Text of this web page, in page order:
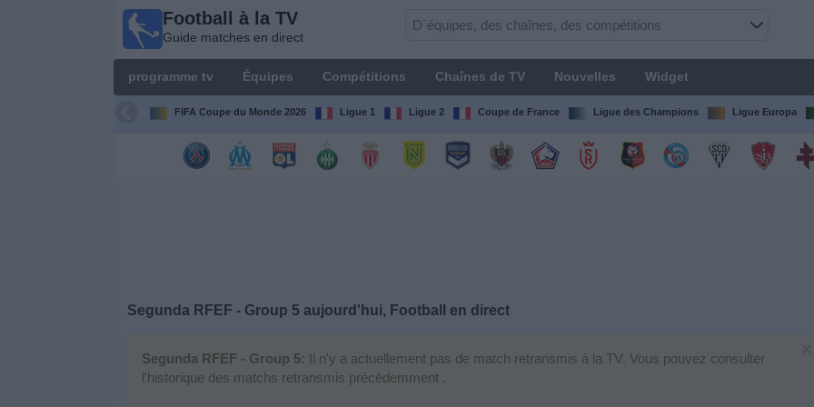
Football à la TV
Guide matches en direct
programme tv Équipes Compétitions Chaînes de TV Nouvelles Widget
FIFA Coupe du Monde 2026 Ligue 1 Ligue 2 Coupe de France Ligue des Champions Ligue Europa
Segunda RFEF - Group 5 aujourd'hui, Football en direct
Segunda RFEF - Group 5: Il n'y a actuellement pas de match retransmis à la TV. Vous pouvez consulter
l'historique des matchs retransmis précédemment .